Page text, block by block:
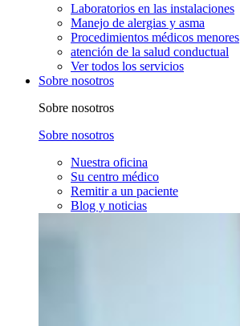
Laboratorios en las instalaciones
Manejo de alergias y asma
Procedimientos médicos menores
atención de la salud conductual
Ver todos los servicios
Sobre nosotros
Sobre nosotros
Sobre nosotros
Nuestra oficina
Su centro médico
Remitir a un paciente
Blog y noticias